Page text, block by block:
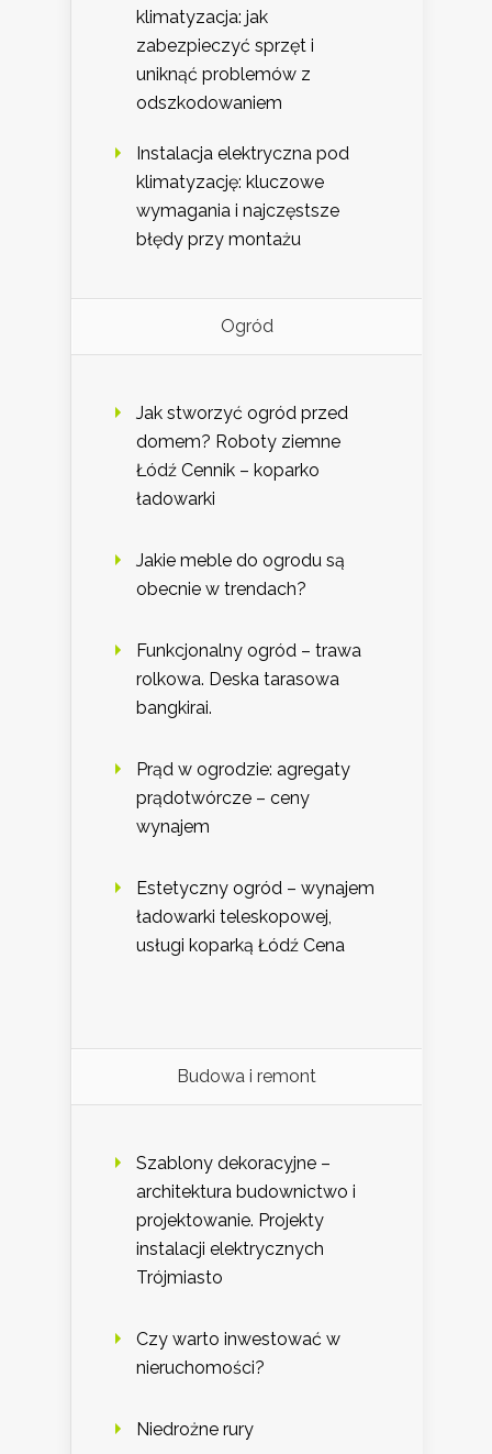
klimatyzacja: jak
zabezpieczyć sprzęt i
uniknąć problemów z
odszkodowaniem
Instalacja elektryczna pod
klimatyzację: kluczowe
wymagania i najczęstsze
błędy przy montażu
Ogród
Jak stworzyć ogród przed
domem? Roboty ziemne
Łódź Cennik – koparko
ładowarki
Jakie meble do ogrodu są
obecnie w trendach?
Funkcjonalny ogród – trawa
rolkowa. Deska tarasowa
bangkirai.
Prąd w ogrodzie: agregaty
prądotwórcze – ceny
wynajem
Estetyczny ogród – wynajem
ładowarki teleskopowej,
usługi koparką Łódź Cena
Budowa i remont
Szablony dekoracyjne –
architektura budownictwo i
projektowanie. Projekty
instalacji elektrycznych
Trójmiasto
Czy warto inwestować w
nieruchomości?
Niedrożne rury